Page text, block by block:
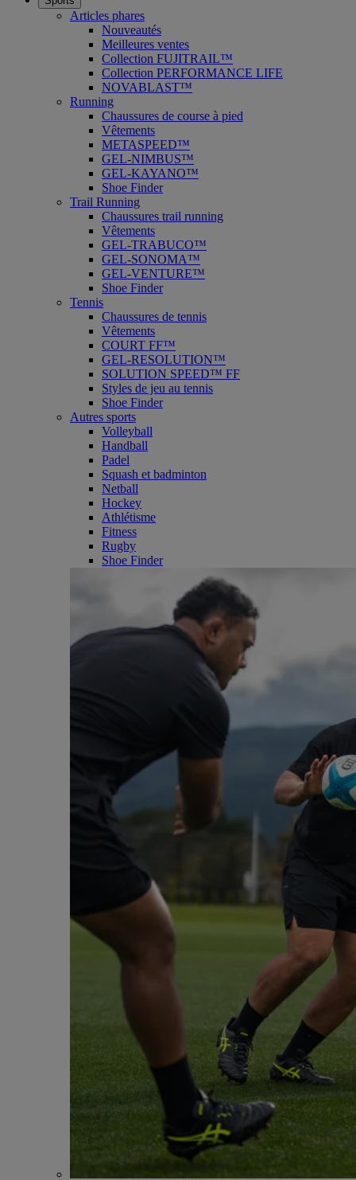
Articles phares
Nouveautés
Meilleures ventes
Collection FUJITRAIL™
Collection PERFORMANCE LIFE
NOVABLAST™
Running
Chaussures de course à pied
Vêtements
METASPEED™
GEL-NIMBUS™
GEL-KAYANO™
Shoe Finder
Trail Running
Chaussures trail running
Vêtements
GEL-TRABUCO™
GEL-SONOMA™
GEL-VENTURE™
Shoe Finder
Tennis
Chaussures de tennis
Vêtements
COURT FF™
GEL-RESOLUTION™
SOLUTION SPEED™ FF
Styles de jeu au tennis
Shoe Finder
Autres sports
Volleyball
Handball
Padel
Squash et badminton
Netball
Hockey
Athlétisme
Fitness
Rugby
Shoe Finder